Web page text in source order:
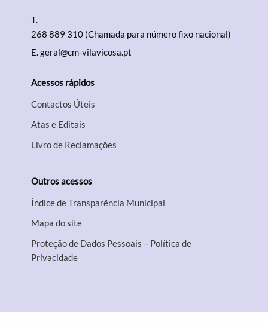
T.
268 889 310 (Chamada para número fixo nacional)
E.geral@cm-vilavicosa.pt
Acessos rápidos
Contactos Úteis
Atas e Editais
Livro de Reclamações
Outros acessos
Índice de Transparência Municipal
Mapa do site
Proteção de Dados Pessoais – Política de
Privacidade